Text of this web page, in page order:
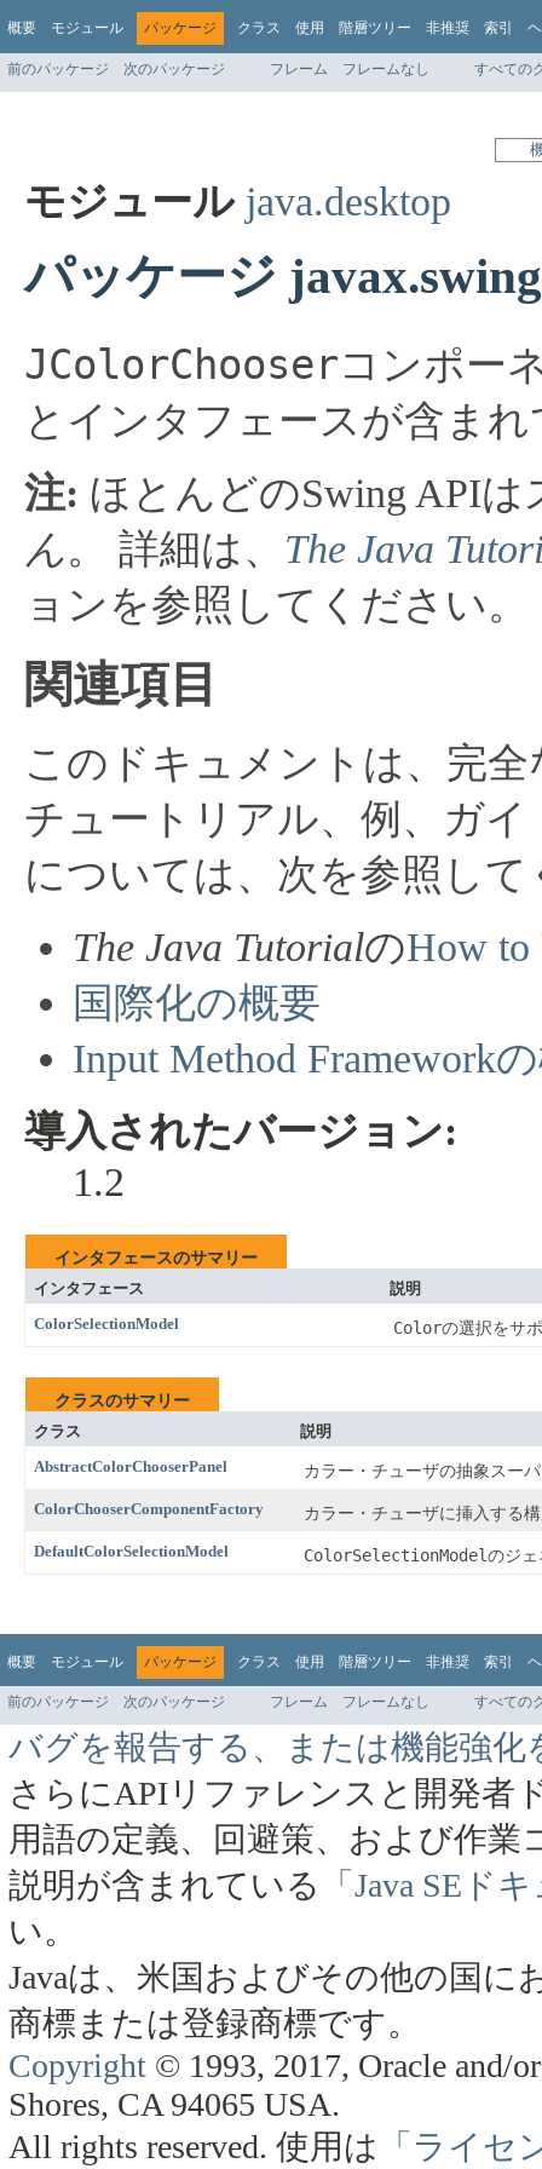
概要 モジュール パッケージ クラス 使用 階層ツリー 非推奨 索引
前のパッケージ 次のパッケージ フレーム フレームなし すべての
モジュール java.desktop
パッケージ
JColorChooserコンポー
とインタフェースが含ま
注: ほとんどのSwing API
ん。 詳細は、 The Java
ョンを参照してください。
関連項目
このドキュメントは、完
チュートリアル、例、ガ
については、次を参照し
The Java TutorialのHow to
国際化の概要
Input Method Framework
導入されたバージョン:
1.2
インタフェースのサマリー
インタフェース
説明
ColorSelectionModel
Colorの選択をサ
クラスのサマリー
クラス
説明
AbstractColorChooserPanel
カラー・チューザの抽象スー
ColorChooserComponentFactory カラー・チューザに挿入する
DefaultColorSelectionModel ColorSelectionModel のジ
概要 モジュール パッケージ クラス 使用 階層ツリー 非推奨 索引
前のパッケージ 次のパッケージ フレーム フレームなし すべての
バグを報告する、または機能強化
さらにAPIリファレンスと開発者
用語の定義、回避策、および作
説明が含まれている
「Java SEド
い。
Javaは、米国およびその他の国に
商標または登録商標です。
Copyright © 1993, 2017, Oracle and/
Shores, CA 94065 USA.
All rights reserved. 使用は 「ライセ